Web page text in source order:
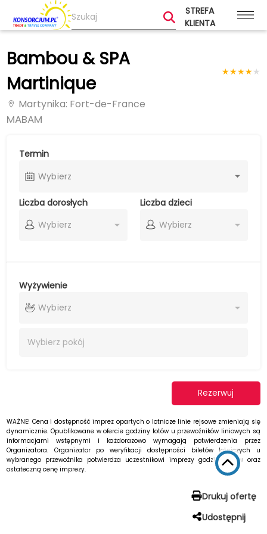
STREFA
KLIENTA
Bambou & SPA
Martinique
★
★
★
★
★
Martynika: Fort-de-France
MABAM
Termin
Wybierz
Liczba dorosłych
Wybierz
Liczba dzieci
Wybierz
Wyżywienie
Wybierz
Wybierz pokój
Rezerwuj
WAŻNE! Cena i dostępność imprez opartych o lotnicze linie rejsowe zmieniają się
dynamicznie. Opublikowane w ofercie godziny lotów u przewoźników liniowych są
informacjami wstępnymi i każdorazowo wymagają potwierdzenia przez
Organizatora. Organizator po weryfikacji dostępności biletów lotniczych u
wybranego przewoźnika potwierdza uczestnikowi imprezy godziny lotów oraz
ostateczną cenę imprezy.
Drukuj ofertę
Udostępnij